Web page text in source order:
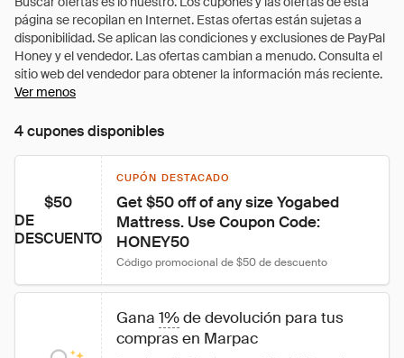
Ver menos
4 cupones disponibles
$50
DE
DESCUENTO
CUPÓN DESTACADO
Get $50 off of any size Yogabed
Mattress. Use Coupon Code:
HONEY50
Código promocional de $50 de descuento
Gana 1% de devolución para tus
compras en Marpac